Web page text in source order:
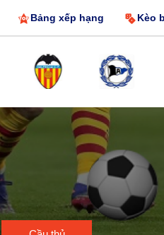
Bảng xếp hạng Kèo